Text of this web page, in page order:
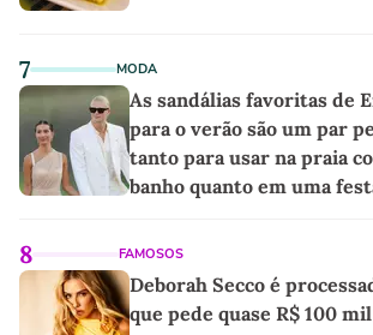
7 MODA
As sandálias favoritas de
para o verão são um par
tanto para usar na praia
banho quanto em uma
8 FAMOSOS
Deborah Secco é
que pede quase R$ 100